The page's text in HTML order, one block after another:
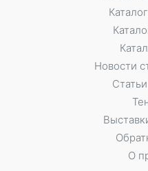
Новости
О